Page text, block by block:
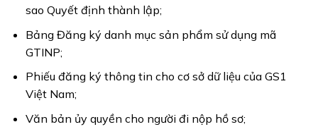
sao Quyết định thành lập;
Bảng Đăng ký danh mục sản phẩm sử dụng mã
GTINP;
Phiếu đăng ký thông tin cho cơ sở dữ liệu của GS1
Việt Nam;
Văn bản ủy quyền cho người đi nộp hồ sơ;